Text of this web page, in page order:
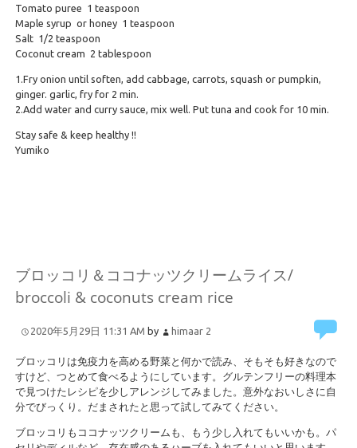
Tomato puree 1 teaspoon
Maple syrup or honey 1 teaspoon
Salt 1/2 teaspoon
Coconut cream 2 tablespoon
1.Fry onion until soften, add cabbage, carrots, squash or pumpkin,
ginger. garlic, fry for 2 min.
2.Add water and curry sauce, mix well. Put tuna and cook for 10 min.
Stay safe & keep healthy !!
Yumiko
ブロッコリ＆ココナッツクリームライス/
broccoli & coconuts cream rice
2020年5月29日 11:31 AM by himaar 2
ブロッコリは免疫力を高める野菜と何かで読み、そもそも好きなので
すけど、つとめて食べるようにしています。グルテンフリーの料理本
で見つけたレシピを少しアレンジしてみました。意外なおいしさに自
分でびっくり。だまされたと思って試してみてください。
ブロッコリもココナッツクリームも、もう少し入れてもいいかも。パ